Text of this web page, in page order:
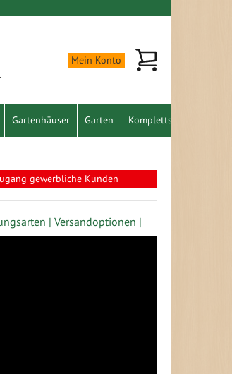
Mein Konto Mein Warenkorb
Gartenhäuser Garten Komplettset
gewerbliche Kunden
| Versandoptionen |